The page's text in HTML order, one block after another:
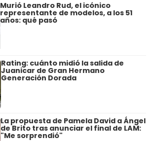
Murió Leandro Rud, el icónico
representante de modelos, a los 51
años: qué pasó
Rating: cuánto midió la salida de
Juanicar de Gran Hermano
Generación Dorada
La propuesta de Pamela David a Ángel
de Brito tras anunciar el final de LAM:
"Me sorprendió"